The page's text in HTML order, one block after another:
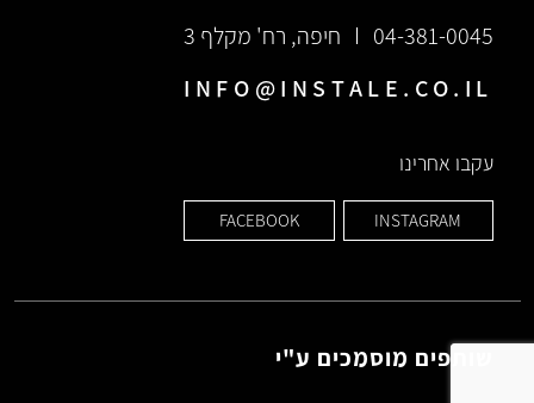
04-381-0045
חיפה, רח' מקלף 3
INFO@INSTALE.CO.IL
עקבו אחרינו
INSTAGRAM
FACEBOOK
שותפים מוסמכים ע"י